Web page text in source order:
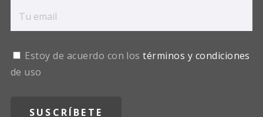
Estoy de acuerdo con lostérminos y condiciones
de uso